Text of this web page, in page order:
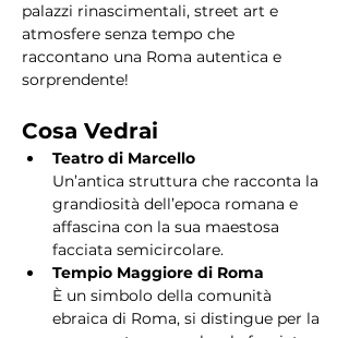
palazzi rinascimentali, street art e
atmosfere senza tempo che
raccontano una Roma autentica e
sorprendente!
Cosa Vedrai
Teatro di Marcello
Un’antica struttura che racconta la
grandiosità dell’epoca romana e
affascina con la sua maestosa
facciata semicircolare.
Tempio Maggiore di Roma
È un simbolo della comunità
ebraica di Roma, si distingue per la